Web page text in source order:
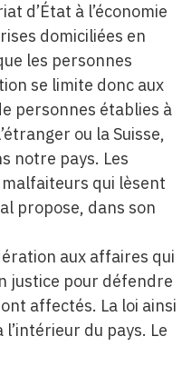
d’État à l’économie
domiciliées en
les personnes
se limite donc aux
personnes établies à
ou la Suisse,
notre pays. Les
qui lèsent
propose, dans son
aux affaires qui
justice pour défendre
affectés. La loi ainsi
du pays. Le